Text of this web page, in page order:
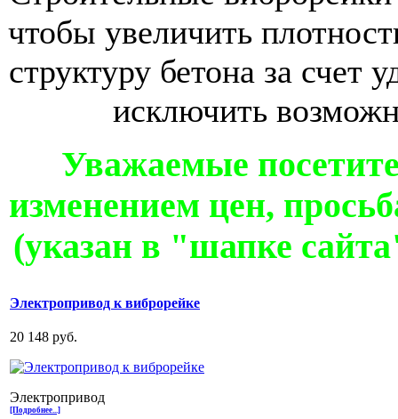
чтобы увеличить
структуру бетона за счет
исключить
Уважаемые
изменением цен,
(указан в "шапке
Электропривод к виброрейке
20 148 руб.
Электропривод
[Подробнее...]